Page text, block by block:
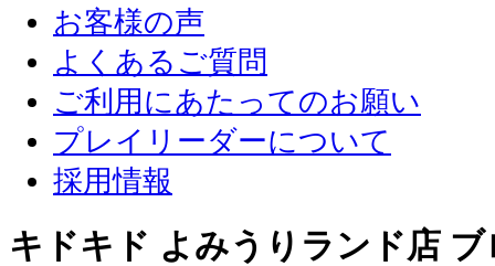
お客様の声
よくあるご質問
ご利用にあたってのお願い
プレイリーダーについて
採用情報
キドキド よみうりランド店 ブ